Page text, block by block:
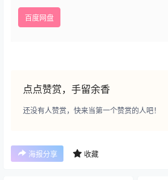
百度网盘
点点赞赏，手留余香
还没有人赞赏，快来当第一个赞赏的人吧！
海报分享 收藏